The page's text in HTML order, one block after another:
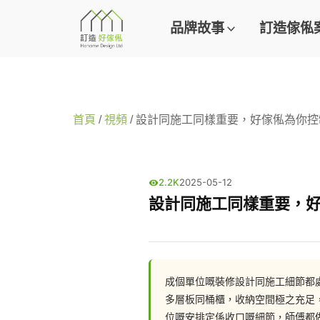
品牌故事 訂造傢俬
首頁 /視頻 / 設計同施工同樣重要，好傢俬為你
2.2K2025-05-12
設計同施工同樣重要，
成個單位嘅裝修設計同施工細節
多層板同桶櫃，收納空間極之充
位嘅安排定係收口嘅細節，師傅